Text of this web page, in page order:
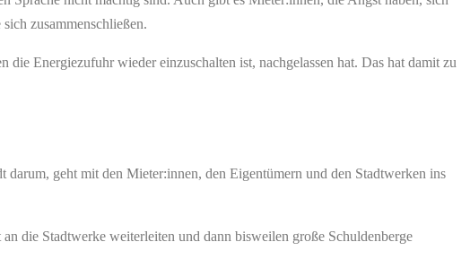
zusammenschließen.
Energiezufuhr wieder einzuschalten ist, nachgelassen hat. Das hat damit zu
geht mit den Mieter:innen, den Eigentümern und den Stadtwerken ins
die Stadtwerke weiterleiten und dann bisweilen große Schuldenberge